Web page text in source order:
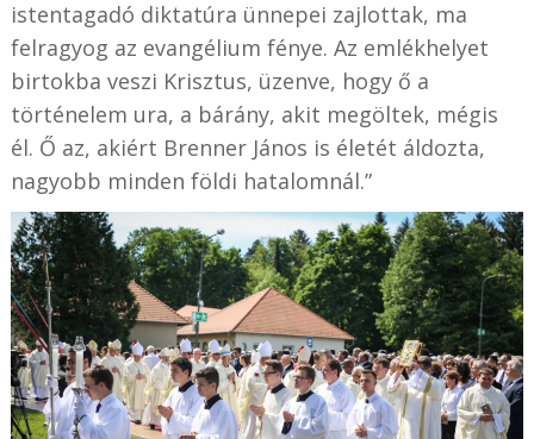
istentagadó diktatúra ünnepei zajlottak, ma
felragyog az evangélium fénye. Az emlékhelyet
birtokba veszi Krisztus, üzenve, hogy ő a
történelem ura, a bárány, akit megöltek, mégis
él. Ő az, akiért Brenner János is életét áldozta,
nagyobb minden földi hatalomnál.”